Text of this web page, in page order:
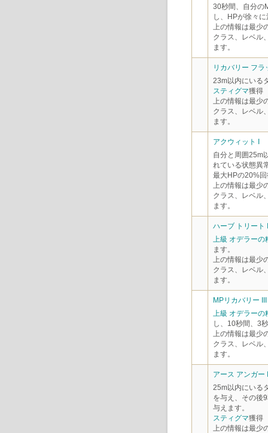
30秒間、自分の
し、HPが徐々
上の情報は最少
クラス、レベル
ます。
リカバリー フラ
23m以内にいる
スティグマ獲得
上の情報は最少
クラス、レベル
ます。
アクウィット I
自分と周囲25m
れている状態異
最大HPの20%
上の情報は最少
クラス、レベル
ます。
ハーブ トリート
上級 オデラーの
ます。
上の情報は最少
クラス、レベル
ます。
MPリカバリー III
上級 オデラーの
し、10秒間、3
上の情報は最少
クラス、レベル
ます。
アース アンガー
25m以内にいる
を与え、その後
与えます。
スティグマ獲得
上の情報は最少